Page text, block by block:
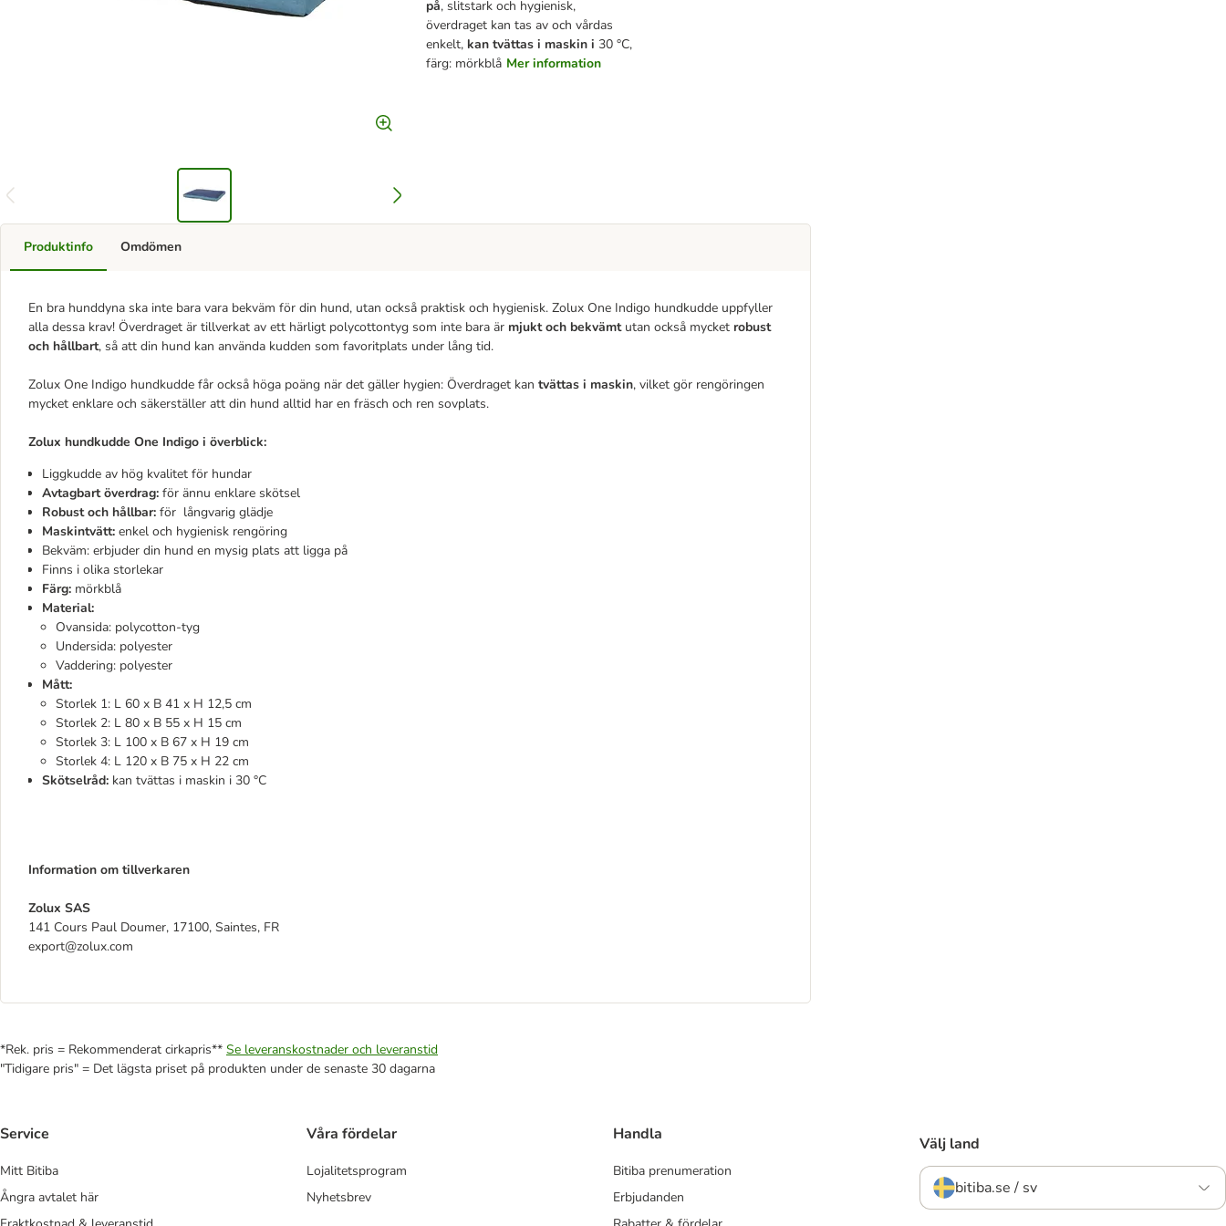
på, slitstark och hygienisk,
överdraget kan tas av och vårdas
enkelt, kan tvättas i maskin i30 °C,
färg: mörkblå Mer information
Produktinfo
En bra hunddyna ska inte bara vara bekväm för din hund, utan också praktisk och hygienisk. Zolux One Indigo hundkudde uppfyller
alla dessa krav! Överdraget är tillverkat av ett härligt polycottontyg som inte bara är mjukt och bekvämtutan också mycket robust
och hållbart, så att din hund kan använda kudden som favoritplats under lång tid.
Zolux One Indigo hundkudde får också höga poäng när det gäller hygien: Överdraget kan tvättas i maskin, vilket gör rengöringen
mycket enklare och säkerställer att din hund alltid har en fräsch och ren sovplats.
Zolux hundkudde One Indigo i överblick:
Liggkudde av hög kvalitet för hundar
Avtagbart överdrag: för ännu enklare skötsel
Robust och hållbar: för långvarig glädje
Maskintvätt: enkel och hygienisk rengöring
Bekväm: erbjuder din hund en mysig plats att ligga på
Finns i olika storlekar
Färg: mörkblå
Material:
Ovansida: polycotton-tyg
Undersida: polyester
Vaddering: polyester
Mått:
Storlek 1: L 60 x B 41 x H 12,5 cm
Storlek 2: L 80 x B 55 x H 15 cm
Storlek 3: L 100 x B 67 x H 19 cm
Storlek 4: L 120 x B 75 x H 22 cm
Skötselråd: kan tvättas i maskin i 30 °C
Information om tillverkaren
Zolux SAS
141 Cours Paul Doumer, 17100, Saintes, FR
export@zolux.com
Omdömen
*Rek. pris = Rekommenderat cirkapris** Se leveranskostnader och leveranstid
"Tidigare pris" = Det lägsta priset på produkten under de senaste 30 dagarna
Service
Mitt Bitiba
Ångra avtalet här
Våra fördelar
Lojalitetsprogram
Nyhetsbrev
Handla
Bitiba prenumeration
Erbjudanden
Välj land
bitiba.se / sv